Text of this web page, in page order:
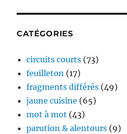
CATÉGORIES
circuits courts (73)
feuilleton (17)
fragments différés (49)
jaune cuisine (65)
mot à mot (43)
parution & alentours (9)